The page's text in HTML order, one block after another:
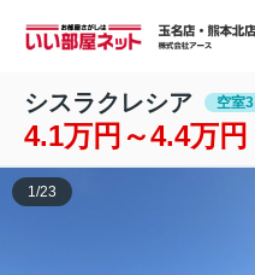
シスラクレシア 空室3
4.1万円～4.4万円
1 /23